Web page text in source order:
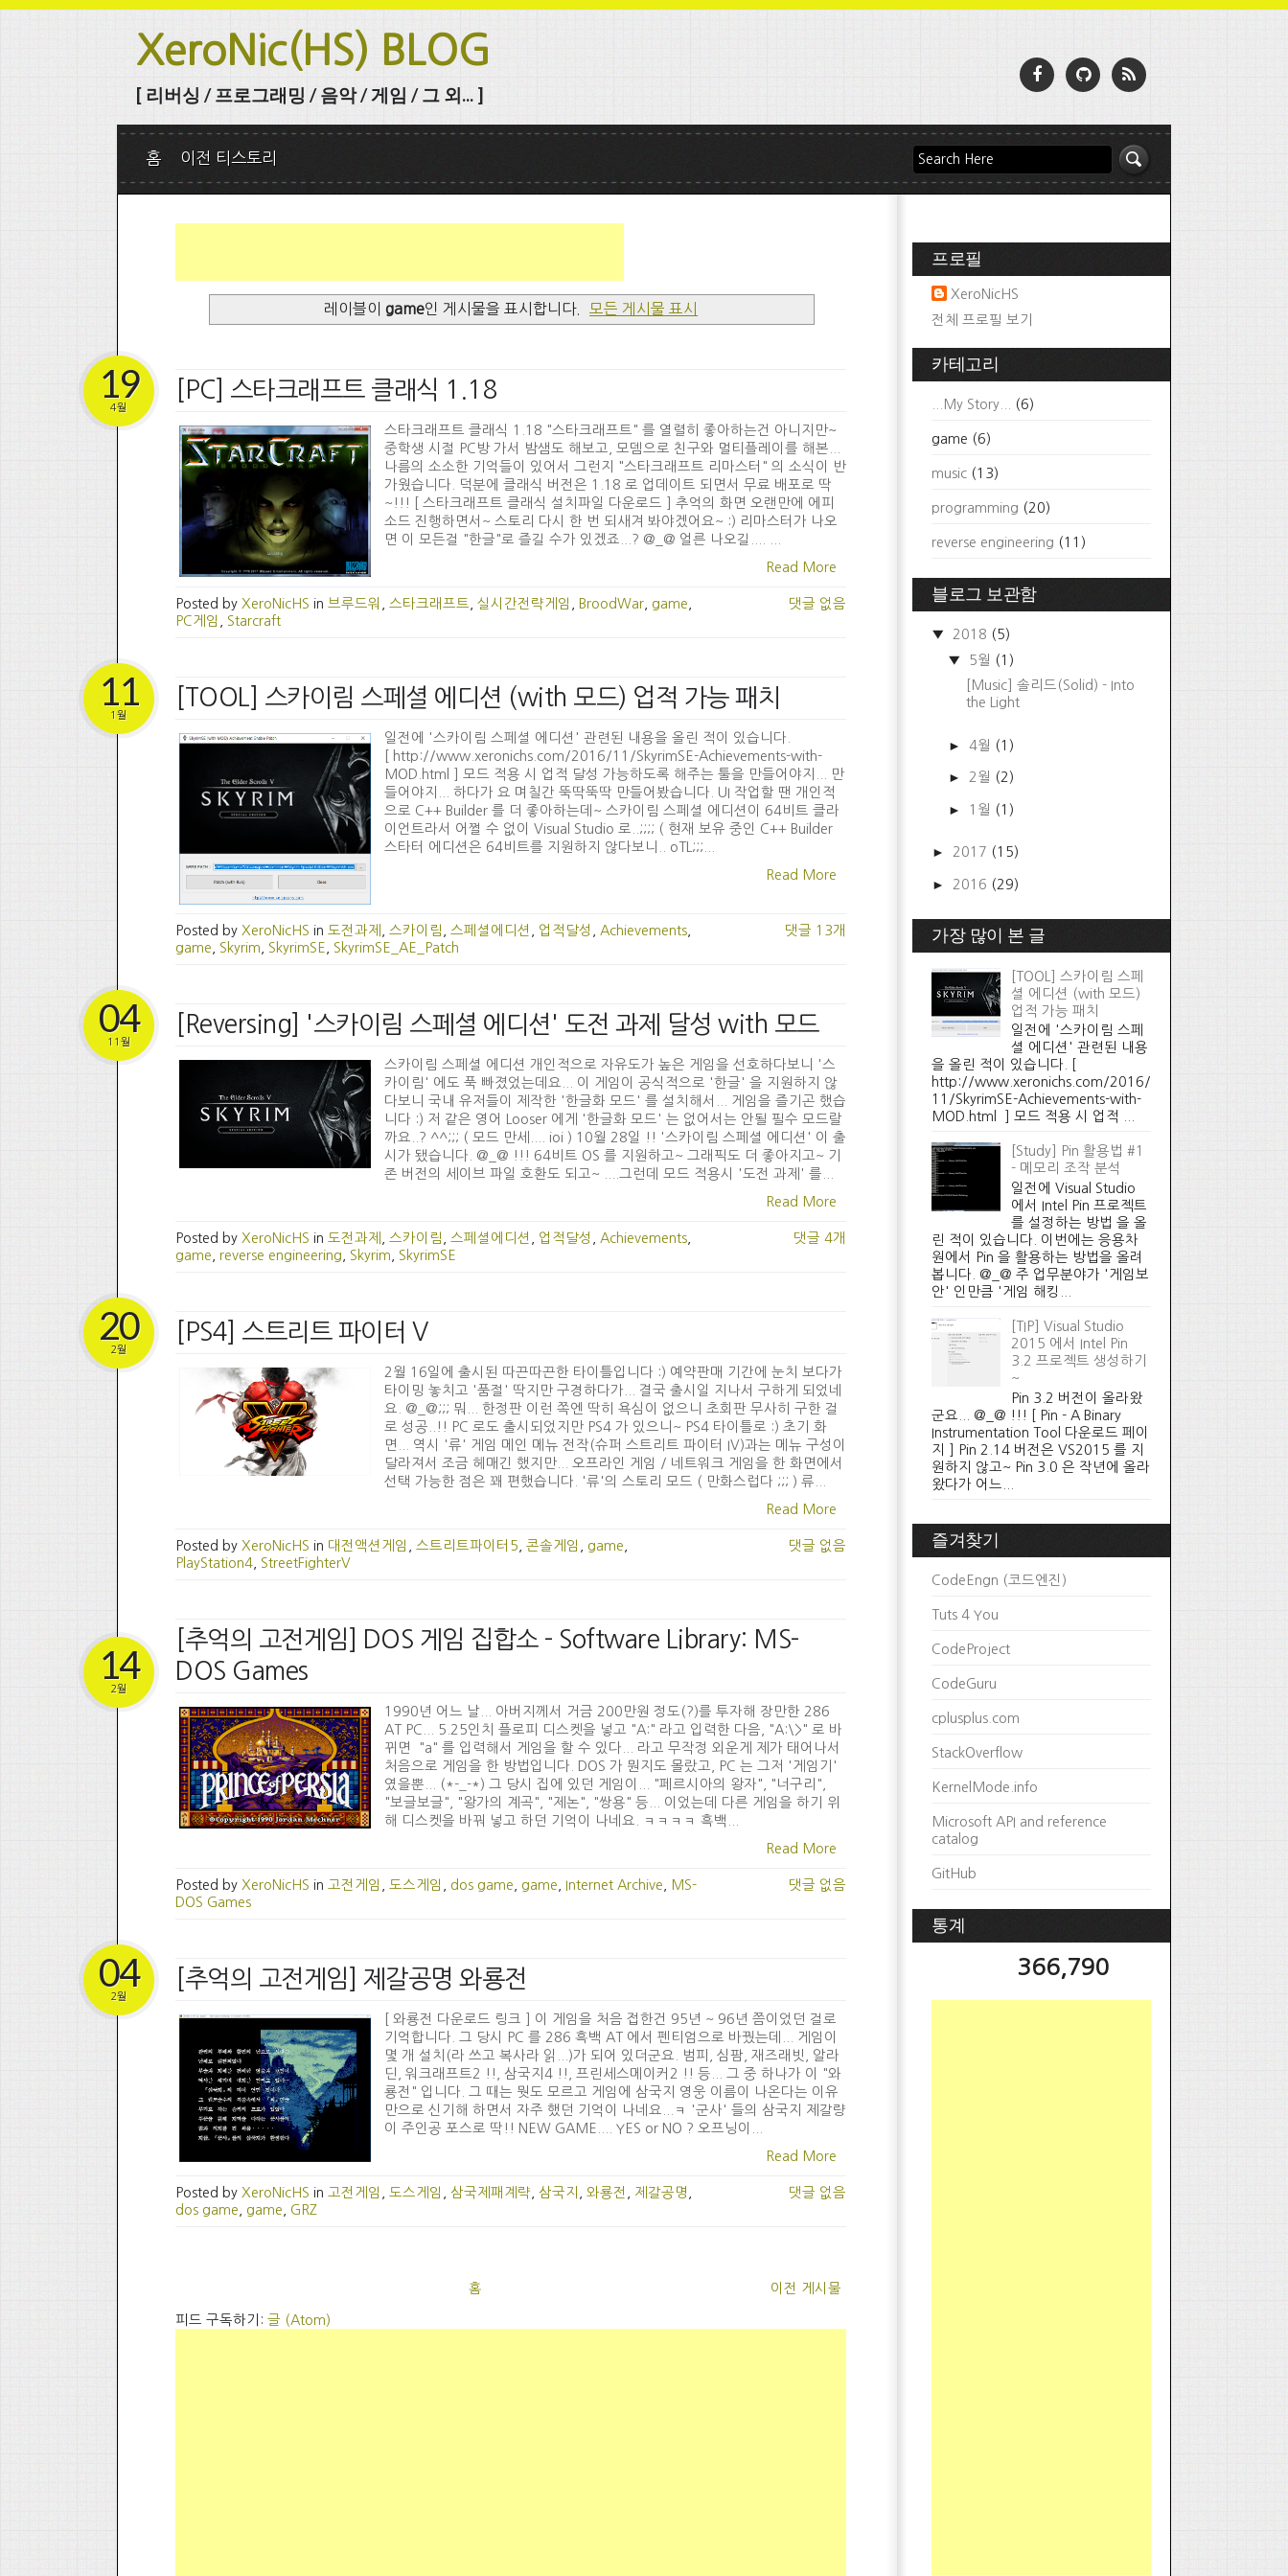
XeroNic(HS) BLOG
[ 리버싱 / 프로그래밍 / 음악 / 게임 / 그 외... ]
홈 이전 티스토리
레이블이 game인 게시물을 표시합니다. 모든 게시물 표시
[PC] 스타크래프트 클래식 1.18
19
4월
스타크래프트 클래식 1.18 "스타크래프트" 를 열렬히 좋아하는건 아니지만~
중학생 시절 PC방 가서 밤샘도 해보고, 모뎀으로 친구와 멀티플레이를 해본...
나름의 소소한 기억들이 있어서 그런지 "스타크래프트 리마스터" 의 소식이 반
가웠습니다. 덕분에 클래식 버전은 1.18 로 업데이트 되면서 무료 배포로 딱
~!!! [ 스타크래프트 클래식 설치파일 다운로드 ] 추억의 화면 오랜만에 에피
소드 진행하면서~ 스토리 다시 한 번 되새겨 봐야겠어요~ :) 리마스터가 나오
면 이 모든걸 "한글"로 즐길 수가 있겠죠...? @_@ 얼른 나오길.... ...
Read More
Posted by XeroNicHS in 브루드워 스타크래프트 실시간전략게임 BroodWar game
PC게임
Starcraft
댓글 없음
[TOOL] 스카이림 스페셜 에디션 (with 모드) 업적 가능 패치
11
1월
일전에 '스카이림 스페셜 에디션' 관련된 내용을 올린 적이 있습니다.
[ http://www.xeronichs.com/2016/11/SkyrimSE-Achievements-with-
MOD.html ] 모드 적용 시 업적 달성 가능하도록 해주는 툴을 만들어야지... 만
들어야지... 하다가 요 며칠간 뚝딱뚝딱 만들어봤습니다. UI 작업할 땐 개인적
으로 C++ Builder 를 더 좋아하는데~ 스카이림 스페셜 에디션이 64비트 클라
이언트라서 어쩔 수 없이 Visual Studio 로..;;;; ( 현재 보유 중인 C++ Builder
스타터 에디션은 64비트를 지원하지 않다보니.. oTL;;;...
Read More
Posted by XeroNicHS in 도전과제 스카이림 스페셜에디션 업적달성 Achievements
game
Skyrim SkyrimSE SkyrimSE_AE_Patch
댓글 13개
[Reversing] '스카이림 스페셜 에디션' 도전 과제 달성 with 모드
04
11월
스카이림 스페셜 에디션 개인적으로 자유도가 높은 게임을 선호하다보니 '스
카이림' 에도 푹 빠졌었는데요... 이 게임이 공식적으로 '한글' 을 지원하지 않
다보니 국내 유저들이 제작한 '한글화 모드' 를 설치해서... 게임을 즐기곤 했습
니다 :) 저 같은 영어 Looser 에게 '한글화 모드' 는 없어서는 안될 필수 모드랄
까요..? ^^;;; ( 모드 만세.... ioi ) 10월 28일 !! '스카이림 스페셜 에디션' 이 출
시가 됐습니다. @_@ !!! 64비트 OS 를 지원하고~ 그래픽도 더 좋아지고~ 기
존 버전의 세이브 파일 호환도 되고~ ....그런데 모드 적용시 '도전 과제' 를...
Read More
Posted by XeroNicHS in 도전과제 스카이림 스페셜에디션 업적달성 Achievements
game
reverse engineering Skyrim SkyrimSE
댓글 4개
[PS4] 스트리트 파이터 V
20
2월
2월 16일에 출시된 따끈따끈한 타이틀입니다 :) 예약판매 기간에 눈치 보다가
타이밍 놓치고 '품절' 딱지만 구경하다가... 결국 출시일 지나서 구하게 되었네
요. @_@;;; 뭐... 한정판 이런 쪽엔 딱히 욕심이 없으니 초회판 무사히 구한 걸
로 성공..!! PC 로도 출시되었지만 PS4 가 있으니~ PS4 타이틀로 :) 초기 화
면... 역시 '류' 게임 메인 메뉴 전작(슈퍼 스트리트 파이터 IV)과는 메뉴 구성이
달라져서 조금 헤매긴 했지만... 오프라인 게임 / 네트워크 게임을 한 화면에서
선택 가능한 점은 꽤 편했습니다. '류'의 스토리 모드 ( 만화스럽다 ;;; ) 류...
Read More
Posted by XeroNicHS in 대전액션게임 스트리트파이터5 콘솔게임 game
PlayStation4
StreetFighterV
댓글 없음
[추억의 고전게임] DOS 게임 집합소 - Software Library: MS-
DOS Games
14
2월
1990년 어느 날... 아버지께서 거금 200만원 정도(?)를 투자해 장만한 286
AT PC... 5.25인치 플로피 디스켓을 넣고 "A:" 라고 입력한 다음, "A:\>" 로 바
뀌면 "a" 를 입력해서 게임을 할 수 있다... 라고 무작정 외운게 제가 태어나서
처음으로 게임을 한 방법입니다. DOS 가 뭔지도 몰랐고, PC 는 그저 '게임기'
였을뿐... (*-_-*) 그 당시 집에 있던 게임이... "페르시아의 왕자", "너구리",
"보글보글", "왕가의 계곡", "제논", "쌍용" 등... 이었는데 다른 게임을 하기 위
해 디스켓을 바꿔 넣고 하던 기억이 나네요. ㅋㅋㅋㅋ 흑백...
Read More
Posted by XeroNicHS in 고전게임 도스게임 dos game game Internet Archive
MS-
DOS Games
댓글 없음
[추억의 고전게임] 제갈공명 와룡전
04
2월
[ 와룡전 다운로드 링크 ] 이 게임을 처음 접한건 95년 ~ 96년 쯤이었던 걸로
기억합니다. 그 당시 PC 를 286 흑백 AT 에서 펜티엄으로 바꿨는데... 게임이
몇 개 설치(라 쓰고 복사라 읽...)가 되어 있더군요. 범피, 심팜, 재즈래빗, 알라
딘, 워크래프트2 !!, 삼국지4 !!, 프린세스메이커2 !! 등... 그 중 하나가 이 "와
룡전" 입니다. 그 때는 뭣도 모르고 게임에 삼국지 영웅 이름이 나온다는 이유
만으로 신기해 하면서 자주 했던 기억이 나네요...ㅋ '군사' 들의 삼국지 제갈량
이 주인공 포스로 딱!! NEW GAME.... YES or NO ? 오프닝이...
Read More
Posted by XeroNicHS in 고전게임 도스게임 삼국제패계략 삼국지 와룡전 제갈공명
dos game
game GRZ
댓글 없음
이전 게시물
홈
피드 구독하기: 글 (Atom)
프로필
XeroNicHS
전체 프로필 보기
카테고리
...My Story... (6)
game (6)
music (13)
programming (20)
reverse engineering (11)
블로그 보관함
▼ 2018 (5)
▼
5월 (1)
[Music] 솔리드(Solid) - Into
the Light
►4월 (1)
► 2월 (2)
► 1월 (1)
► 2017 (15)
► 2016 (29)
가장 많이 본 글
[TOOL] 스카이림 스페
셜 에디션 (with 모드)
업적 가능 패치
일전에 '스카이림 스페
셜 에디션' 관련된 내용
을 올린 적이 있습니다. [
http://www.xeronichs.com/2016/
11/SkyrimSE-Achievements-with-
MOD.html ] 모드 적용 시 업적 ...
[Study] Pin 활용법 #1
- 메모리 조작 분석
일전에 Visual Studio
에서 Intel Pin 프로젝트
를 설정하는 방법 을 올
린 적이 있습니다. 이번에는 응용차
원에서 Pin 을 활용하는 방법을 올려
봅니다. @_@ 주 업무분야가 '게임보
안' 인만큼 '게임 해킹...
[TIP] Visual Studio
2015 에서 Intel Pin
3.2 프로젝트 생성하기
~
Pin 3.2 버전이 올라왔
군요... @_@ !!! [ Pin - A Binary
Instrumentation Tool 다운로드 페이
지 ] Pin 2.14 버전은 VS2015 를 지
원하지 않고~ Pin 3.0 은 작년에 올라
왔다가 어느...
즐겨찾기
CodeEngn (코드엔진)
Tuts 4 You
CodeProject
CodeGuru
cplusplus.com
StackOverflow
KernelMode.info
Microsoft API and reference
catalog
GitHub
통계
366,790